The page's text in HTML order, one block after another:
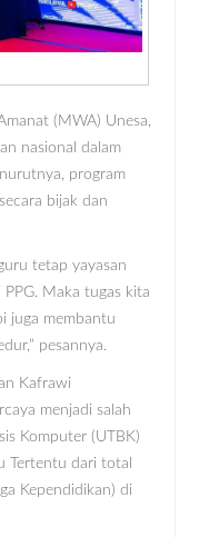
(MWA) Unesa,
nasional dalam
program
bijak dan
tetap yayasan
Maka tugas kita
juga membantu
pesannya.
Kafrawi
menjadi salah
Komputer (UTBK)
Tertentu dari total
Kependidikan) di